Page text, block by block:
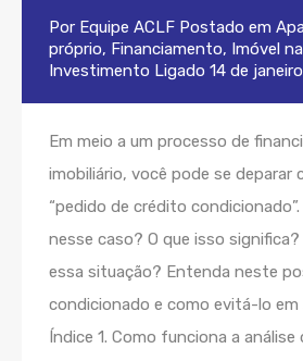
Por Equipe ACLF Postado em
próprio, Financiamento, Imóvel
Investimento Ligado 14 de
Em meio a um processo de
imobiliário, você pode se deparar
“pedido de crédito
nesse caso? O que isso
essa situação? Entenda neste
condicionado e como evitá-lo em
Índice 1. Como funciona a